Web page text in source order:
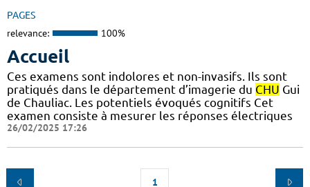
PAGES
relevance: 100%
Accueil
Ces examens sont indolores et non-invasifs. Ils sont
pratiqués dans le département d’imagerie du CHU Gui
de Chauliac. Les potentiels évoqués cognitifs Cet
examen consiste à mesurer les réponses électriques
26/02/2025 17:26
1